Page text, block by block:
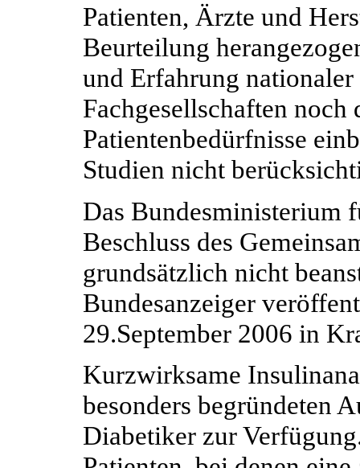
Patienten, Ärzte und
Beurteilung
und Erfahrung
Fachgesellschaften
Patientenbedürfnisse
Studien nicht
Das Bundesministerium
Beschluss des
grundsätzlich nicht
Bundesanzeiger
29.September 2006 in
Kurzwirksame
besonders begründeten
Diabetiker zur